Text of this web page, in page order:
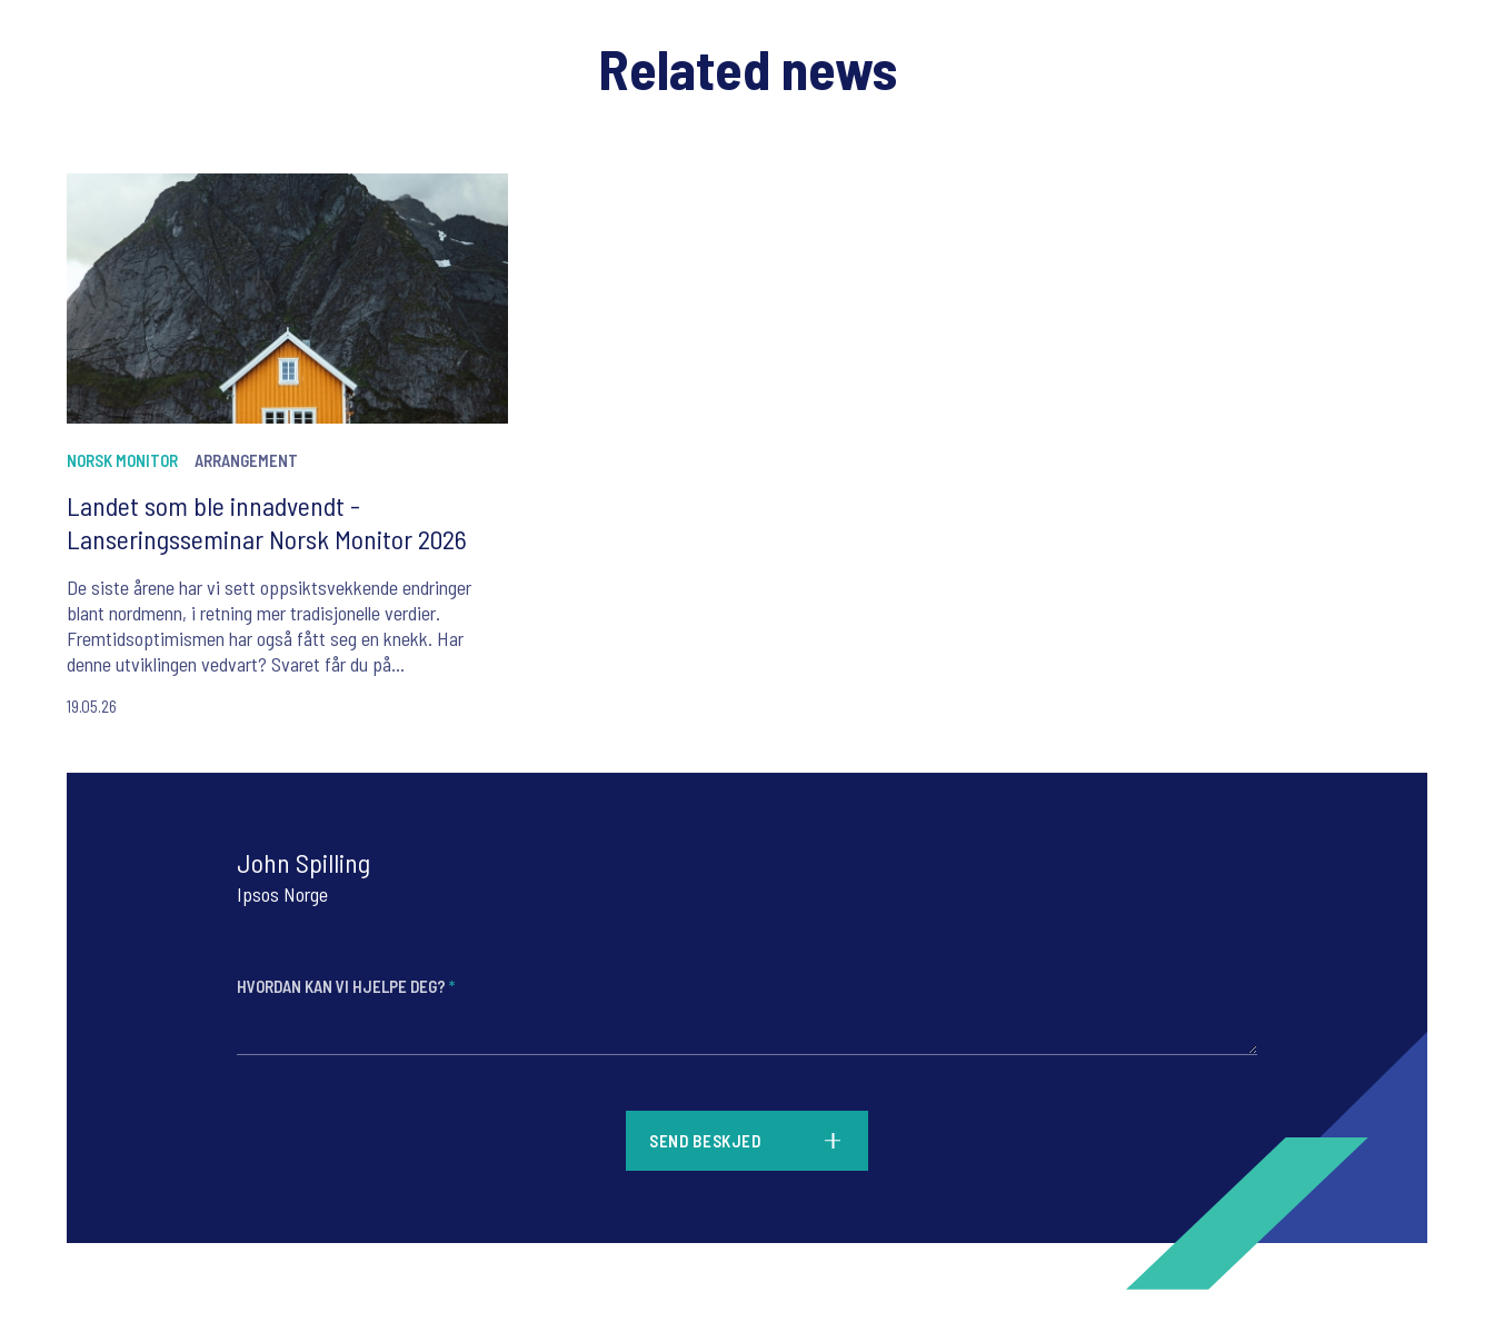
Related news
NORSK MONITOR ARRANGEMENT
Landet som ble innadvendt -
Lanseringsseminar Norsk Monitor 2026
De siste årene har vi sett oppsiktsvekkende endringer
blant nordmenn, i retning mer tradisjonelle verdier.
Fremtidsoptimismen har også fått seg en knekk. Har
denne utviklingen vedvart? Svaret får du på
19.05.26
John Spilling
Ipsos Norge
HVORDAN KAN VI HJELPE DEG? *
SEND BESKJED